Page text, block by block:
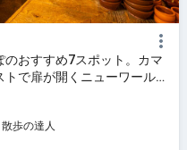
のおすすめ7スポット。カマ
トで扉が開くニューワールド
歩の達人